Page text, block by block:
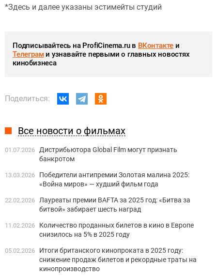
*Здесь и далее указаны эстимейты студий
Подписывайтесь на ProfiCinema.ru в ВКонтакте и
Телеграми узнавайте первыми о главных новостях
кинобизнеса
Поделиться:
Все новости о фильмах
01.07.2026
Дистрибьютора Global Film могут признать
банкротом
13.03.2026
Победители антипремии Золотая малина 2025:
«Война миров» — худший фильм года
22.02.2026
Лауреаты премии BAFTA за 2025 год: «Битва за
битвой» забирает шесть наград
11.02.2026
Количество проданных билетов в кино в Европе
снизилось на 5% в 2025 году
05.02.2026
Итоги британского кинопроката в 2025 году:
снижение продаж билетов и рекордные траты на
кинопроизводство